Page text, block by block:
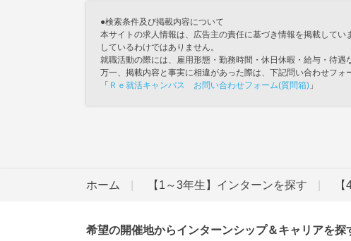
●検索条件及び掲載内容について
本サイトの求人情報は、広告主の責任に基づき情報を掲載して
しているわけではありません。
就職活動の際には、雇用形態・勤務時間・休日休暇・給与・待
万一、掲載内容と事実に相違があった際は、下記問い合わせフォ
「 Ｒｅ就活キャンパス お問い合わせフォーム(質問箱) 」
ホーム 【1～3年生】インターンを探す
希望の開催地からインターンシップ＆キャリアを探